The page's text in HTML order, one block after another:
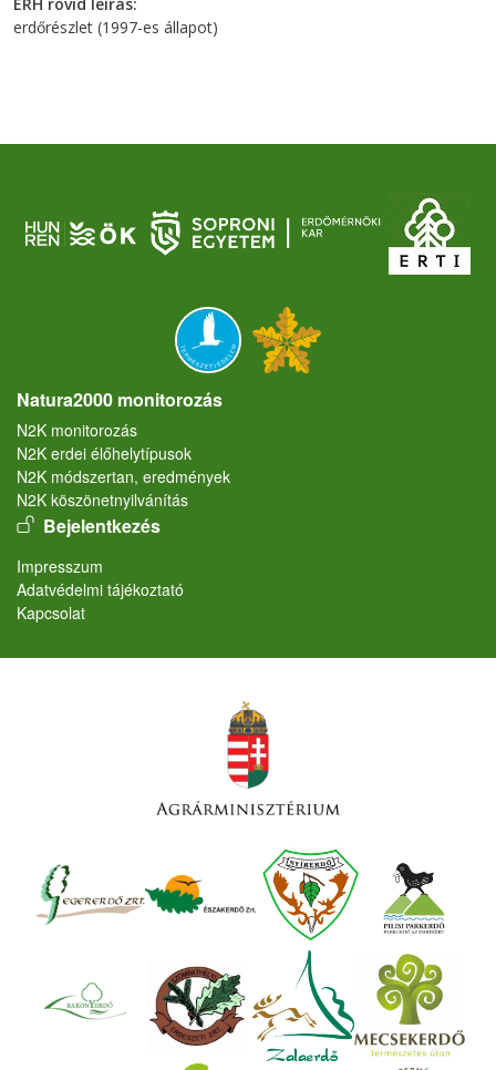
erdőrészlet (1997-es állapot)
Natura2000 monitorozás
N2K monitorozás
N2K erdei élőhelytípusok
N2K módszertan, eredmények
N2K köszönetnyilvánítás
User account menu
Bejelentkezés
Lábléc
Impresszum
Adatvédelmi tájékoztató
Kapcsolat